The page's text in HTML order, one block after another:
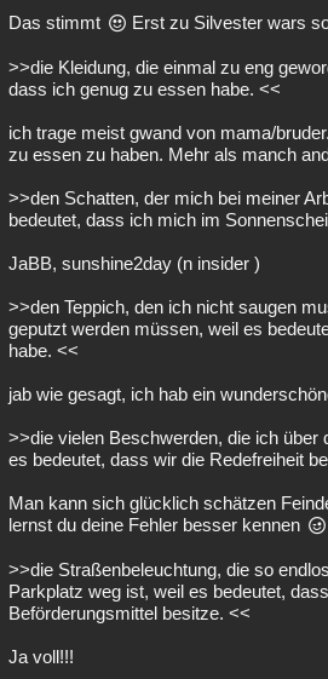
Das stimmt Erst zu Silvester wars
>>die Kleidung, die einmal zu eng
dass ich genug zu essen habe. <<
ich trage meist gwand von mama/
zu essen zu haben. Mehr als manch
>>den Schatten, der mich bei meiner
bedeutet, dass ich mich im
JaBB, sunshine2day (n insider )
>>den Teppich, den ich nicht saugen
geputzt werden müssen, weil es
habe. <<
jab wie gesagt, ich hab ein
>>die vielen Beschwerden, die ich über
es bedeutet, dass wir die Redefreiheit
Man kann sich glücklich schätzen
lernst du deine Fehler besser kennen
>>die Straßenbeleuchtung, die so
Parkplatz weg ist, weil es bedeutet,
Beförderungsmittel besitze. <<
Ja voll!!!